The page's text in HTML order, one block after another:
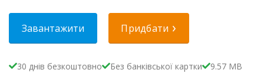
Завантажити Придбати
30 днів безкоштовно Без банківської картки 9.57 MB